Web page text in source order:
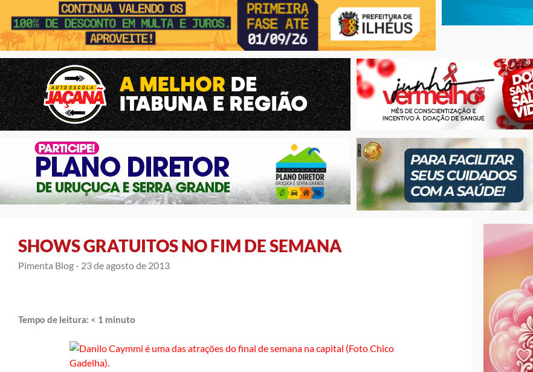
SHOWS GRATUITOS NO FIM DE SEMANA
Pimenta Blog - 23 de agosto de 2013
Tempo de leitura: < 1 minuto